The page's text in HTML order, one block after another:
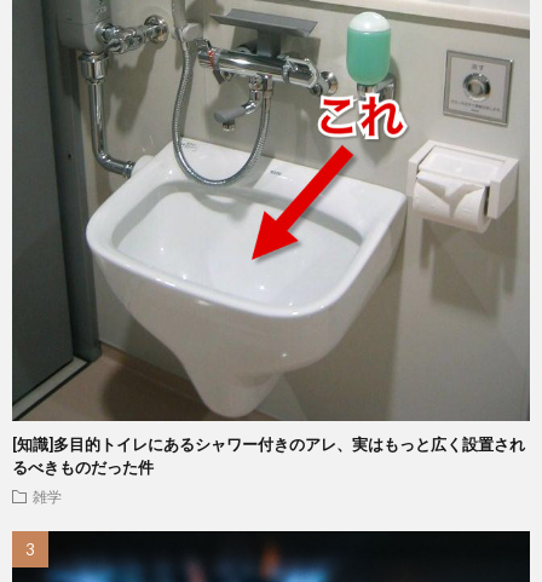
[知識]多目的トイレにあるシャワー付きのアレ、実はもっと広く設置され
るべきものだった件
雑学